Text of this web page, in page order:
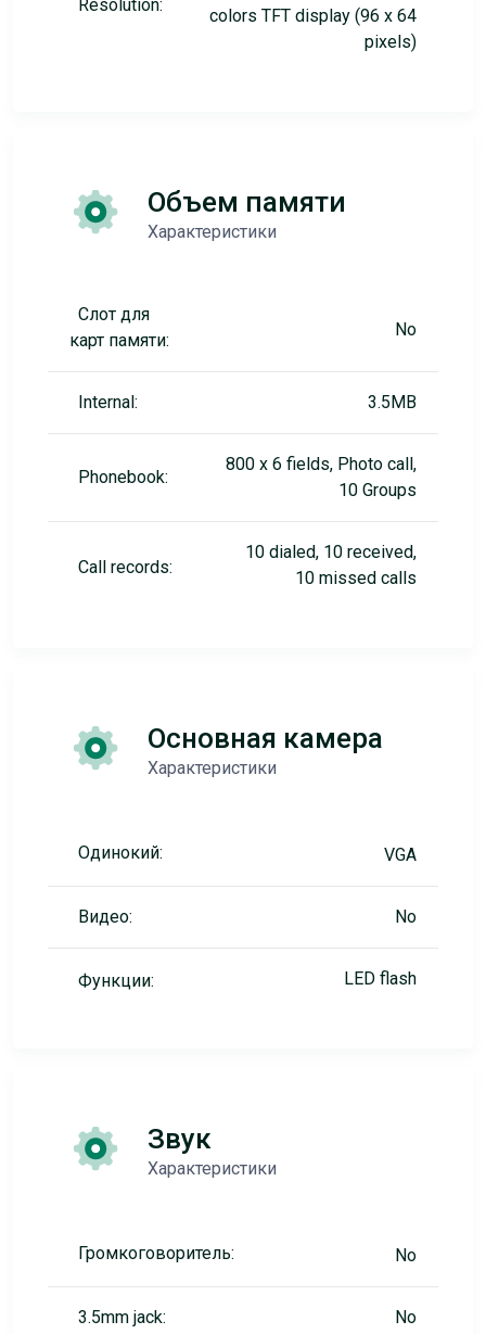
Resolution:
colors TFT display (96 x 64
pixels)
Объем памяти
Характеристики
Слот для
карт памяти:
No
Internal: 3.5MB
Phonebook:
800 x 6 fields, Photo call,
10 Groups
Call records:
10 dialed, 10 received,
10 missed calls
Основная камера
Характеристики
Одинокий: VGA
Видео: No
Функции: LED flash
Звук
Характеристики
Громкоговоритель: No
3.5mm jack: No